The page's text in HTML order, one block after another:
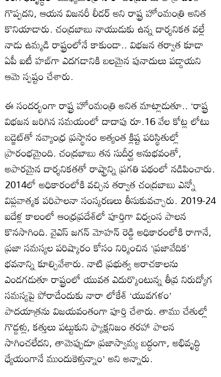
గొప్పదని, ఆయన విజనరీ లీడ‌ర్ అని రాష్ట్ర హోంమంత్రి అనిత
కొనియాడారు. చంద్రబాబు నాయుడుకు ఉన్న దార్శనికత వల్లే
నాడు ఉమ్మడి రాష్ట్రంలోనే కాకుండా.. విభజన తర్వాత కూడా
ఏపీ ఐటీ హబ్‌గా ఎదగడానికి బలమైన పునాదులు పడ్డాయని
ఆమె స్పష్టం చేశారు.
ఈ సందర్భంగా రాష్ట్ర హోంమంత్రి అనిత మాట్లాడుతూ.. ‘రాష్ట్ర
విభజన జరిగిన సమయంలో దాదాపు రూ.16 వేల కోట్ల లోటు
బడ్జెట్‌తో నవ్యాంధ్ర ప్రస్థానం అత్యంత క్లిష్ట పరిస్థితుల్లో
ప్రారంభమైంది. చంద్రబాబు తన సుదీర్ఘ అనుభవంతో,
అపారమైన దార్శనికతతో రాష్ట్రాన్ని ప్రగతి పథంలో నడిపించారు.
2014లో అధికారంలోకి వచ్చిన తర్వాత చంద్రబాబు ఎన్నో
విప్లవాత్మక పరిపాలనా సంస్కరణలు తీసుకువచ్చారు. 2019-24
ఐదేళ్ల కాలంలో ఆంధ్రప్రదేశ్‌లో పూర్తిగా విధ్వంస పాలన
కొనసాగింది. వైఎస్ జగన్ మోహన్ రెడ్డి అధికారంలోకి రాగానే,
ప్రజా సమస్యల పరిష్కారం కోసం నిర్మించిన ‘ప్రజావేదిక’
భవనాన్ని కూల్చివేశారు. నాటి ప్రభుత్వ అరాచకాలను
ఎండగడుతూ రాష్ట్రంలో యువత ఎదుర్కొంటున్న తీవ్ర నిరుద్యోగ
సమస్యపై పోరాడేందుకు నారా లోకేశ్ ‘యువగళం’
పాదయాత్రను విజయవంతంగా పూర్తి చేశారు. తాము చేతుల్లో
గొడ్డళ్లు, కత్తులు పట్టుకుని ఫ్యాక్షనిజం తరహా పాలన
సాగించలేదని, తామెప్పుడూ ప్రజాస్వామ్య బద్ధంగా, అభివృద్ధి
ధ్యేయంగానే ముందుకెళ్తున్నాం’ అని అన్నారు.